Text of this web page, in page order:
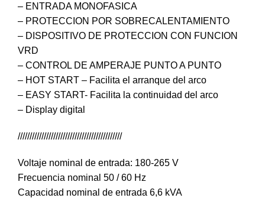
– ENTRADA MONOFASICA
– PROTECCION POR SOBRECALENTAMIENTO
– DISPOSITIVO DE PROTECCION CON FUNCION
VRD
– CONTROL DE AMPERAJE PUNTO A PUNTO
– HOT START – Facilita el arranque del arco
– EASY START- Facilita la continuidad del arco
– Display digital
////////////////////////////////////////////
Voltaje nominal de entrada: 180-265 V
Frecuencia nominal 50 / 60 Hz
Capacidad nominal de entrada 6,6 kVA